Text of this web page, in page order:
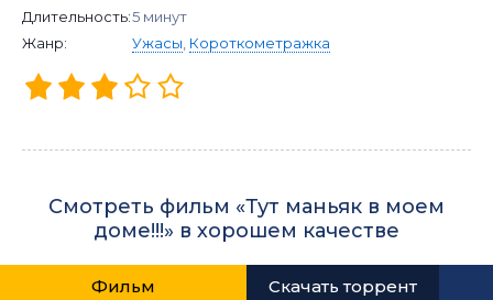
Длительность:5 минут
Жанр:
Ужасы Короткометражка
Смотреть фильм «Тут маньяк в моем
доме!!!» в хорошем качестве
Фильм Скачать торрент